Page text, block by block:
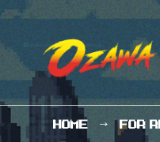
HOME FOR